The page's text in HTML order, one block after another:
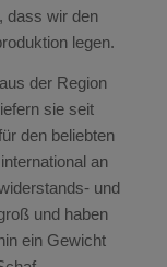
dass wir den
legen.
der Region
sie seit
den beliebten
an
und
und haben
ein Gewicht